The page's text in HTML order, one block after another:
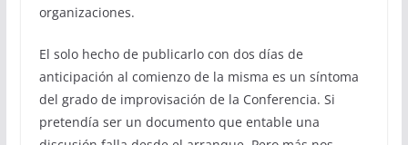
organizaciones.
El solo hecho de publicarlo con dos días de
anticipación al comienzo de la misma es un síntoma
del grado de improvisación de la Conferencia. Si
pretendía ser un documento que entable una